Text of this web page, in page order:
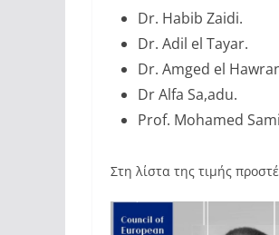
Dr. Habib Zaidi.
Dr. Adil el Tayar.
Dr. Amged el
Dr Alfa Sa,adu.
Prof. Mohamed
Στη λίστα της τιμής